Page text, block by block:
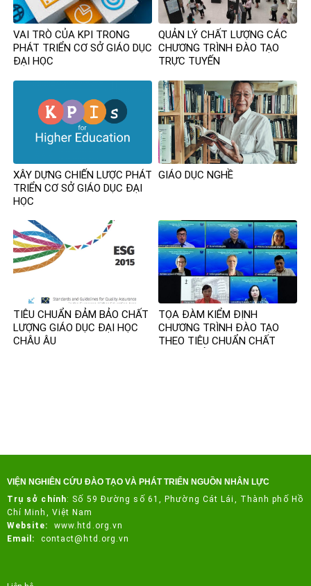
VAI TRÒ CỦA KPI TRONG
PHÁT TRIỂN CƠ SỞ GIÁO DỤC
ĐẠI HỌC
QUẢN LÝ CHẤT LƯỢNG CÁC
CHƯƠNG TRÌNH ĐÀO TẠO
TRỰC TUYẾN
XÂY DỰNG CHIẾN LƯỢC PHÁT
TRIỂN CƠ SỞ GIÁO DỤC ĐẠI
HỌC
GIÁO DỤC NGHỀ
TIÊU CHUẨN ĐẢM BẢO CHẤT
LƯỢNG GIÁO DỤC ĐẠI HỌC
CHÂU ÂU
TỌA ĐÀM KIỂM ĐỊNH
CHƯƠNG TRÌNH ĐÀO TẠO
THEO TIÊU CHUẨN CHẤT
VIỆN NGHIÊN CỨU ĐÀO TẠO VÀ PHÁT TRIỂN NGUỒN NHÂN LỰC
Trụ sở chính: Số 59 Đường số 61, Phường Cát Lái, Thành phố Hồ
Chí Minh, Việt Nam
Website:
www.htd.org.vn
Email:
contact@htd.org.vn